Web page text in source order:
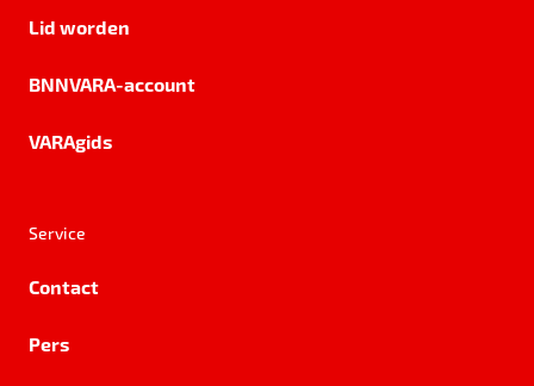
Lid worden
BNNVARA-account
VARAgids
Service
Contact
Pers